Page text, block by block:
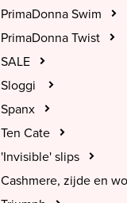
PrimaDonna Swim
PrimaDonna Twist
SALE
Sloggi
Spanx
Ten Cate
'Invisible' slips
Cashmere, zijde en